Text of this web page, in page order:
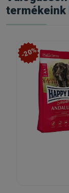
termékeink
-20%